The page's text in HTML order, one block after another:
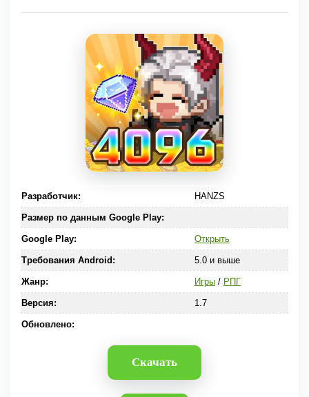
Разработчик: HANZS
Размер по данным Google Play:
Google Play: Открыть
Требования Android: 5.0 и выше
Жанр: Игры/ РПГ
Версия: 1.7
Обновлено:
Скачать